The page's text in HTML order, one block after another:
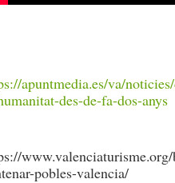
apuntmedia.es/va/
des-de-fa-dos-anys
pobles-valencia/